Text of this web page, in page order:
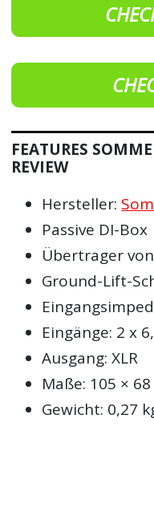
FEATURES
REVIEW
Hersteller:
Passive DI-Box
Übertrager
Ground-Lift-
Eingänge: 2 x
Ausgang: XLR
Maße: 105 ×
Gewicht: 0,27